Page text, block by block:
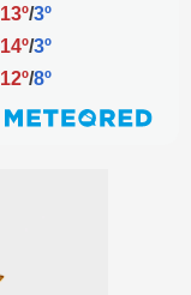
13º/3º
14º/3º
12º/8º